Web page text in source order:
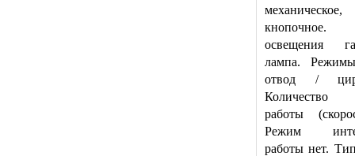
механическое,
освещения
лампа.
отвод /
Количество
работы
Режим
работы нет.